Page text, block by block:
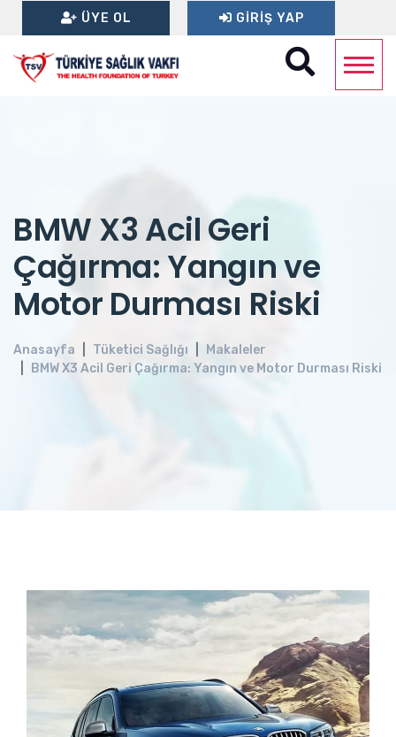
ÜYE OL GIRIŞ YAP
BMW X3 Acil Geri
Çağırma: Yangın ve
Motor Durması Riski
Anasayfa Tüketici Sağlığı
Makaleler
BMW X3 Acil Geri Çağırma: Yangın ve Motor Durması Riski